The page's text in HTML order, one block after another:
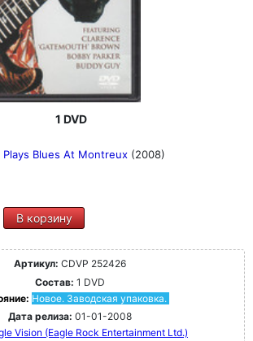
1 DVD
Plays Blues At Montreux (2008)
В корзину
Артикул: CDVP 252426
Состав: 1 DVD
Новое. Заводская упаковка.
Дата релиза: 01-01-2008
Vision (Eagle Rock Entertainment Ltd.)